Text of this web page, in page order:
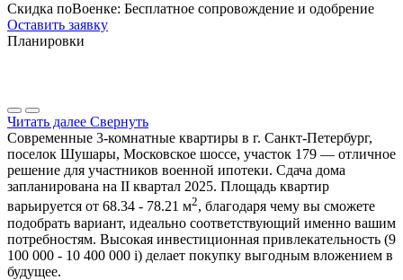
Скидка поВоенке: Бесплатное сопровождение и одобрение
Оставить заявку
Планировки
Читать далее Свернуть
Современные 3-комнатные квартиры в г. Санкт-Петербург,
поселок Шушары, Московское шоссе, участок 179 — отличное
решение для участников военной ипотеки. Сдача дома
запланирована на II квартал 2025. Площадь квартир
варьируется от 68.34 - 78.21 м2, благодаря чему вы сможете
подобрать вариант, идеально соответствующий именно вашим
потребностям. Высокая инвестиционная привлекательность (9
100 000 - 10 400 000 i) делает покупку выгодным вложением в
будущее.